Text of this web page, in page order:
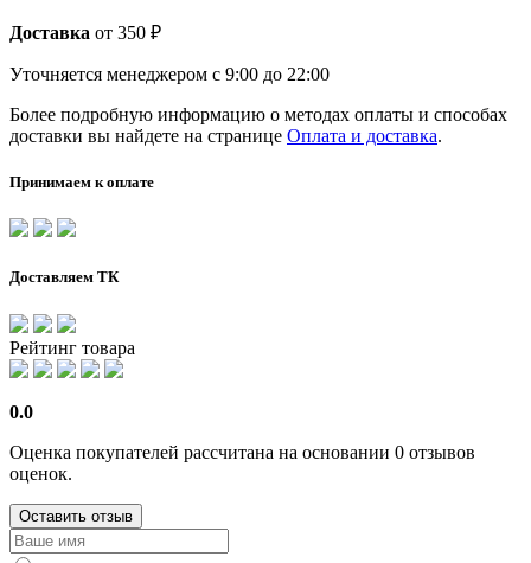
Доставка от 350 ₽
Уточняется менеджером с 9:00 до 22:00
Более подробную информацию о методах оплаты и способах
доставки вы найдете на странице Оплата и доставка.
Принимаем к оплате
Доставляем ТК
Рейтинг товара
0.0
Оценка покупателей рассчитана на основании 0 отзывов
оценок.
Оставить отзыв